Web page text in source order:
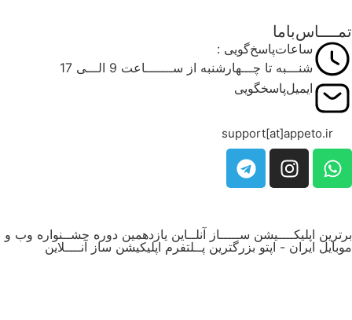
ساعات‌پاسخ‌گویی :
شنـــبه تا چـــهارشنبه از ســـــــاعت 9 الـــی 17
ایمیل‌پاسخگویی
support[at]appeto.ir
اپلیکــــیشن ســـــاز آنلــاین یازدهمین دوره جشــنواره وب و
ایران - اپتو بزرگترین پــلتفرم اپلیکیشن ساز آنــــلاین